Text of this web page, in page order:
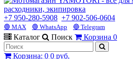
+7 950-280-5908 +7 902-506-0604
🟢 MAX 🟢 WhatsApp 🔵 Telegram
Каталог Поиск Корзина 0
Корзина: 0 0 руб.